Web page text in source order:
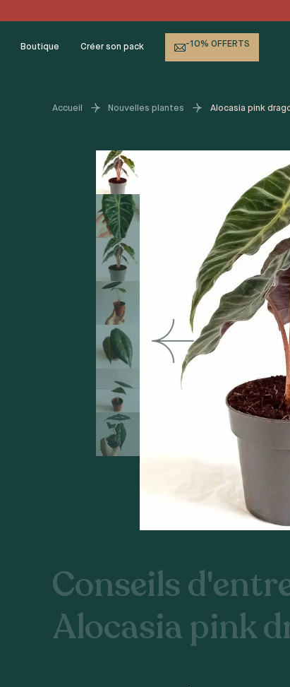
to
Boutique Créer son pack -10% OFFERTS
Accueil Nouvelles plantes Alocasia pink
Conseils
Alocasia pink